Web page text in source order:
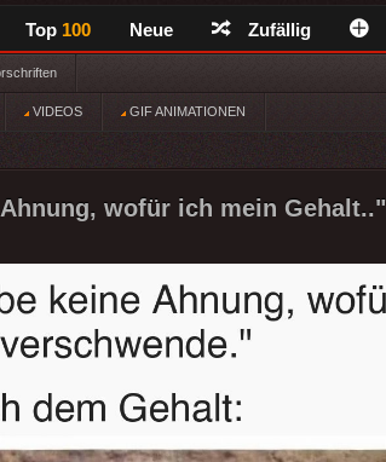
Top 100 Neue Zufällig
VIDEOS GIF ANIMATIONEN
wofür ich mein Gehalt.."